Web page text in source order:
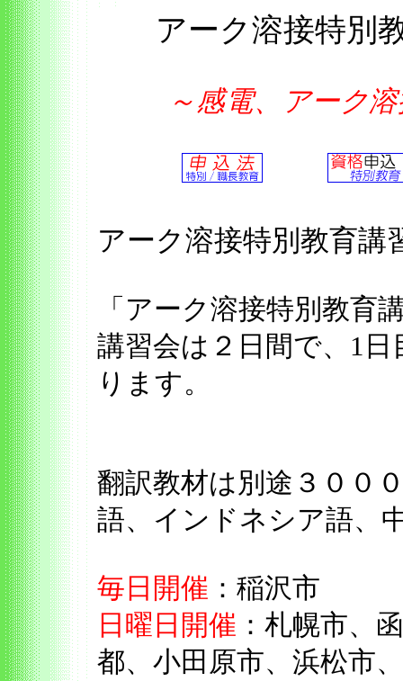
アーク溶接特別
～感電、アーク
アーク溶接特別教育
「アーク溶接特別教育
講習会は２日間で、1
ります。
翻訳教材は別途３００
語、インドネシア語、
毎日開催 ：稲沢市
日曜日開催 ：札幌市、
都、小田原市、浜松市